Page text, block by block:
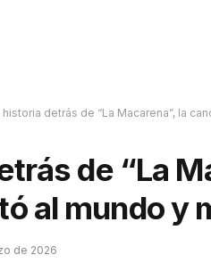
historia detrás de “La Macarena”, la
de “La
al mundo y
de 2026